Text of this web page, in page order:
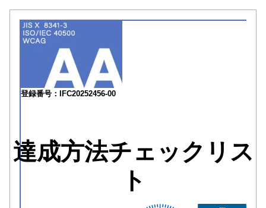
登録番号：IFC20252456-00
達成方法チェックリス
ト